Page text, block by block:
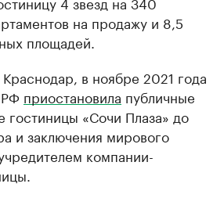
на продажу и 8,5
площадей.
в ноябре 2021 года
приостановила публичные
гостиницы «Сочи Плаза» до
и заключения мирового
компании-